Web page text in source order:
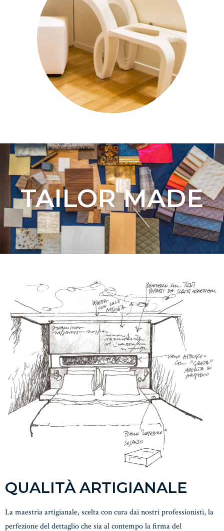
TAILOR MADE
QUALITÀ ARTIGIANALE
La maestria artigianale, scelta con cura dai nostri professionisti, la
perfezione del dettaglio che sia al contempo la firma del